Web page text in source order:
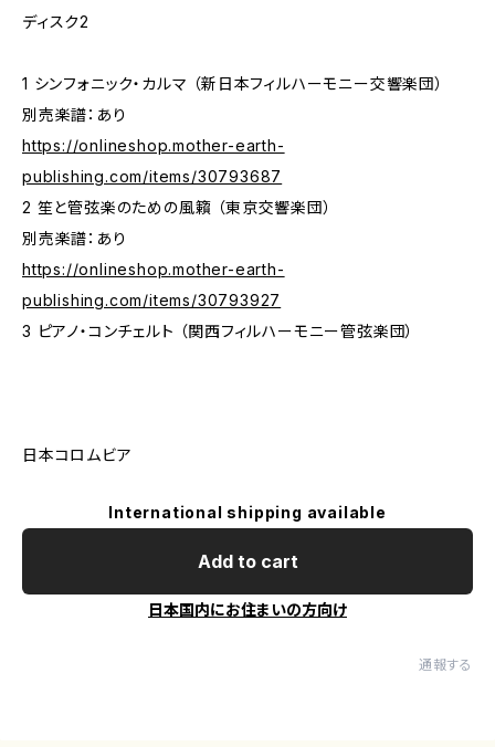
ディスク2
1 シンフォニック・カルマ （新日本フィルハーモニー交響楽団）
別売楽譜：あり
https://onlineshop.mother-earth-
publishing.com/items/30793687
2 笙と管弦楽のための風籟 （東京交響楽団）
別売楽譜：あり
https://onlineshop.mother-earth-
publishing.com/items/30793927
3 ピアノ・コンチェルト （関西フィルハーモニー管弦楽団）
日本コロムビア
International shipping available
Add to cart
日本国内にお住まいの方向け
通報する